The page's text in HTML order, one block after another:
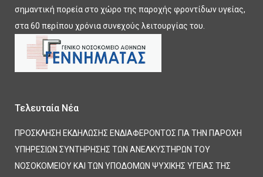
σημαντική πορεία στο χώρο της παροχής φροντίδων υγείας,
στα 60 περίπου χρόνια συνεχούς λειτουργίας του.
Τελευταία Νέα
ΠΡΟΣΚΛΗΣΗ ΕΚΔΗΛΩΣΗΣ ΕΝΔΙΑΦΕΡΟΝΤΟΣ ΓΙΑ ΤΗΝ ΠΑΡΟΧΗ
ΥΠΗΡΕΣΙΩΝ ΣΥΝΤΗΡΗΣΗΣ ΤΩΝ ΑΝΕΛΚΥΣΤΗΡΩΝ ΤΟΥ
ΝΟΣΟΚΟΜΕΙΟΥ ΚΑΙ ΤΩΝ ΥΠΟΔΟΜΩΝ ΨΥΧΙΚΗΣ ΥΓΕΙΑΣ ΤΗΣ